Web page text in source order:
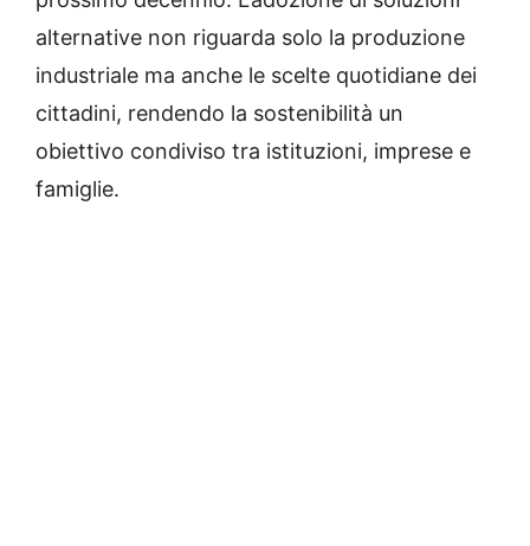
alternative non riguarda solo la produzione
industriale ma anche le scelte quotidiane dei
cittadini, rendendo la sostenibilità un
obiettivo condiviso tra istituzioni, imprese e
famiglie.